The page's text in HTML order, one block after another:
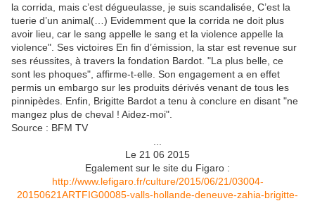
la corrida, mais c’est dégueulasse, je suis scandalisée, C’est la
tuerie d’un animal(…) Evidemment que la corrida ne doit plus
avoir lieu, car le sang appelle le sang et la violence appelle la
violence". Ses victoires En fin d’émission, la star est revenue sur
ses réussites, à travers la fondation Bardot. "La plus belle, ce
sont les phoques", affirme-t-elle. Son engagement a en effet
permis un embargo sur les produits dérivés venant de tous les
pinnipèdes. Enfin, Brigitte Bardot a tenu à conclure en disant "ne
mangez plus de cheval ! Aidez-moi".
Source : BFM TV
Le 21 06 2015
Egalement sur le site du Figaro :
http://www.lefigaro.fr/culture/2015/06/21/03004-
20150621ARTFIG00085-valls-hollande-deneuve-zahia-brigitte-